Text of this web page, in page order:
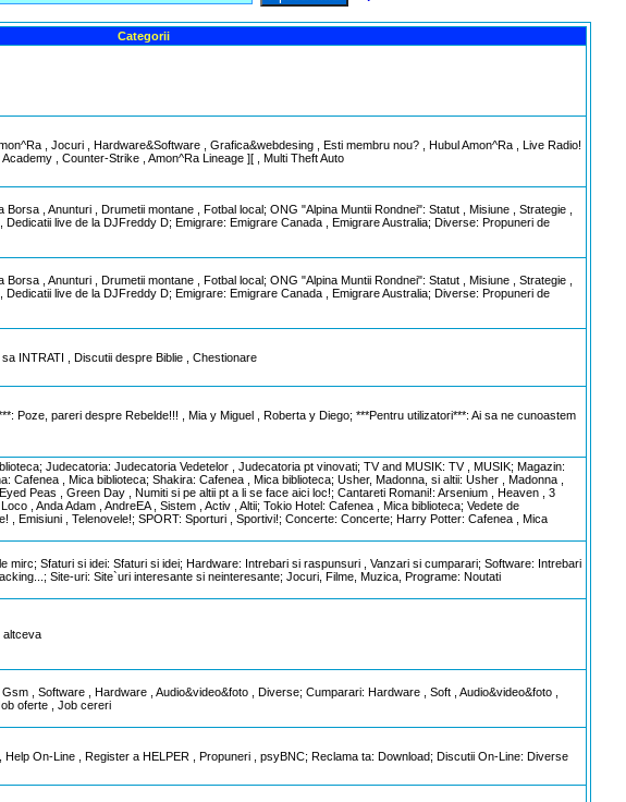
Categorii
, Jocuri , Hardware&Software , Grafica&webdesing , Esti membru nou? , Hubul Amon^Ra , Live Radio!
, Counter-Strike , Amon^Ra Lineage ][ , Multi Theft Auto
, Anunturi , Drumetii montane , Fotbal local; ONG "Alpina Muntii Rondnei": Statut , Misiune , Strategie ,
live de la DJFreddy D; Emigrare: Emigrare Canada , Emigrare Australia; Diverse: Propuneri de
, Anunturi , Drumetii montane , Fotbal local; ONG "Alpina Muntii Rondnei": Statut , Misiune , Strategie ,
live de la DJFreddy D; Emigrare: Emigrare Canada , Emigrare Australia; Diverse: Propuneri de
INTRATI , Discutii despre Biblie , Chestionare
Poze, pareri despre Rebelde!!! , Mia y Miguel , Roberta y Diego; ***Pentru utilizatori***: Ai sa ne cunoastem
Judecatoria: Judecatoria Vedetelor , Judecatoria pt vinovati; TV and MUSIK: TV , MUSIK; Magazin:
Cafenea , Mica biblioteca; Shakira: Cafenea , Mica biblioteca; Usher, Madonna, si altii: Usher , Madonna ,
Peas , Green Day , Numiti si pe altii pt a li se face aici loc!; Cantareti Romani!: Arsenium , Heaven , 3
, Anda Adam , AndreEA , Sistem , Activ , Altii; Tokio Hotel: Cafenea , Mica biblioteca; Vedete de
, Emisiuni , Telenovele!; SPORT: Sporturi , Sportivi!; Concerte: Concerte; Harry Potter: Cafenea , Mica
mirc; Sfaturi si idei: Sfaturi si idei; Hardware: Intrebari si raspunsuri , Vanzari si cumparari; Software: Intrebari
Site-uri: Site`uri interesante si neinteresante; Jocuri, Filme, Muzica, Programe: Noutati
altceva
, Software , Hardware , Audio&video&foto , Diverse; Cumparari: Hardware , Soft , Audio&video&foto ,
oferte , Job cereri
On-Line , Register a HELPER , Propuneri , psyBNC; Reclama ta: Download; Discutii On-Line: Diverse